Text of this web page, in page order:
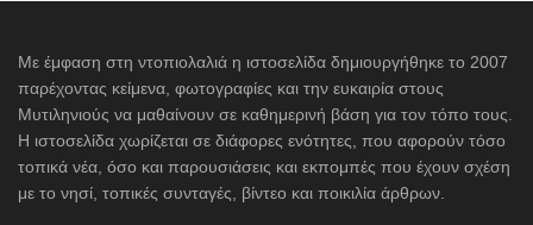
Με έμφαση στη ντοπιολαλιά η ιστοσελίδα δημιουργήθηκε το 2007
παρέχοντας κείμενα, φωτογραφίες και την ευκαιρία στους
Μυτιληνιούς να μαθαίνουν σε καθημερινή βάση για τον τόπο τους.
Η ιστοσελίδα χωρίζεται σε διάφορες ενότητες, που αφορούν τόσο
τοπικά νέα, όσο και παρουσιάσεις και εκπομπές που έχουν σχέση
με το νησί, τοπικές συνταγές, βίντεο και ποικιλία άρθρων.